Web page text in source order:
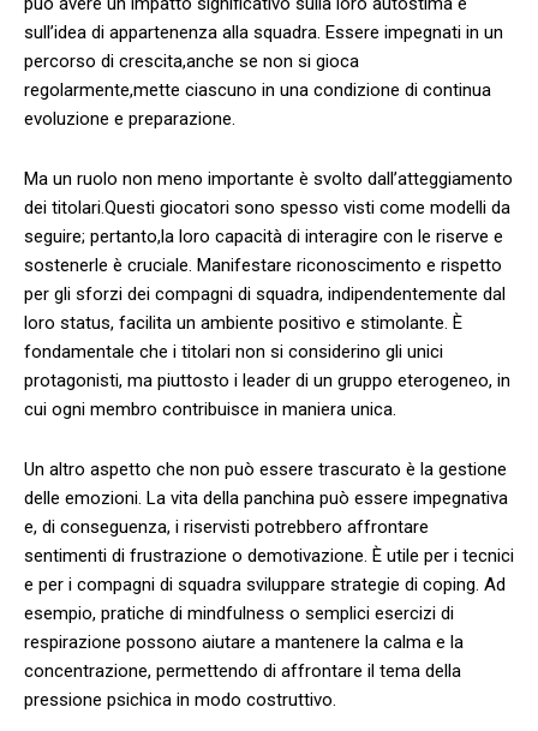
sull’idea ‌di appartenenza alla squadra. ​Essere ⁢impegnati in un⁣
percorso di crescita,anche se non si‌ gioca
regolarmente,mette ‌ciascuno in una⁤ condizione ​di continua
evoluzione​ e‍ preparazione.
Ma un ruolo non meno importante è svolto dall’atteggiamento
dei titolari.Questi giocatori sono spesso‌ visti‌ come ‌modelli da
seguire; pertanto,la loro capacità di⁢ interagire ⁤con ⁣le riserve e
sostenerle è cruciale. Manifestare riconoscimento e rispetto‍
per gli⁢ sforzi dei⁣ compagni di ‍squadra, ​indipendentemente ​dal ​
loro status, facilita un ambiente positivo e stimolante. È
fondamentale ‌che i titolari non ⁢si considerino gli unici
protagonisti,‍ ma⁤ piuttosto⁢ i leader di un gruppo eterogeneo, in
cui ogni membro ​contribuisce ‍in maniera unica.
Un altro aspetto che non può essere trascurato‌ è la gestione
delle ‍emozioni. La vita ⁢della panchina può essere ​impegnativa
e, di conseguenza,‍ i riservisti potrebbero⁢ affrontare‌
sentimenti ‍di frustrazione o⁤ demotivazione. ⁣È utile⁣ per i tecnici
e per i ⁤compagni di squadra sviluppare strategie ⁢di coping. Ad
esempio, pratiche di mindfulness o semplici esercizi ‍di
respirazione ⁤possono aiutare a mantenere ⁣la calma e la
concentrazione, permettendo ⁣di affrontare il tema della
pressione psichica⁢ in modo costruttivo.